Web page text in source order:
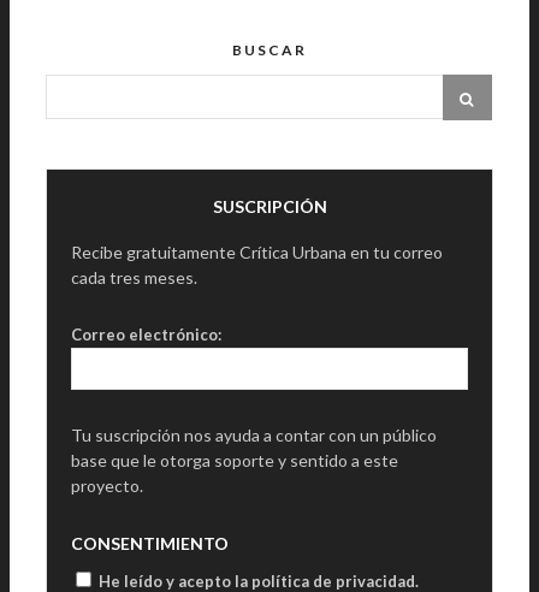
BUSCAR
SUSCRIPCIÓN
Recibe gratuitamente Crítica Urbana en tu correo
cada tres meses.
Correo electrónico:
Tu suscripción nos ayuda a contar con un público
base que le otorga soporte y sentido a este
proyecto.
CONSENTIMIENTO
He leído y acepto la política de privacidad.